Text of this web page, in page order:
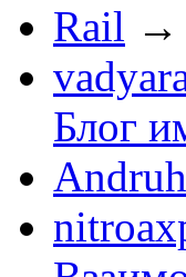
Rail →
Блог